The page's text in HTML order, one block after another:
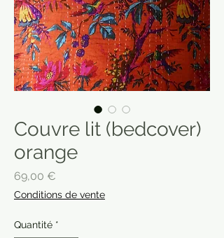
Couvre lit (bedcover)
orange
69,00 €
Conditions de vente
Quantité *